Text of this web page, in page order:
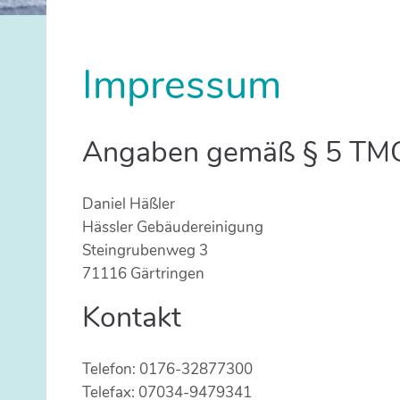
Impressum
Angaben gemäß § 5
Daniel Häßler
Hässler Gebäudereinigung
Steingrubenweg 3
71116 Gärtringen
Kontakt
Telefon: 0176-32877300
Telefax: 07034-9479341